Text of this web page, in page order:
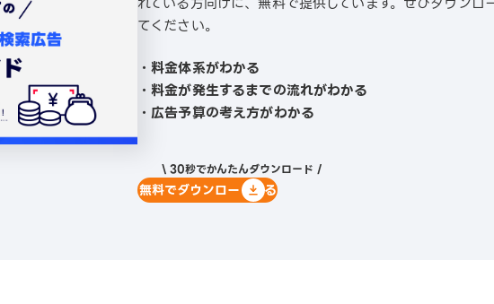
てください。
・料金体系がわかる
・料金が発生するまでの流れがわかる
・広告予算の考え方がわかる
\ 30秒でかんたんダウンロード /
無料でダウンロードする